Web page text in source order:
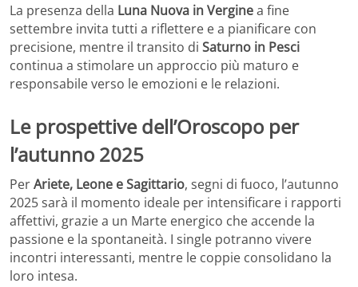
La presenza della Luna Nuova in Verginea fine
settembre invita tutti a riflettere e a pianificare con
precisione, mentre il transito di Saturno in Pesci
continua a stimolare un approccio più maturo e
responsabile verso le emozioni e le relazioni.
Le prospettive dell’Oroscopo per
l’autunno 2025
PerAriete, Leone e Sagittario, segni di fuoco, l’autunno
2025 sarà il momento ideale per intensificare i rapporti
affettivi, grazie a un Marte energico che accende la
passione e la spontaneità. I single potranno vivere
incontri interessanti, mentre le coppie consolidano la
loro intesa.